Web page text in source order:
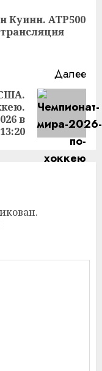
ATP500
Далее
в
13:20